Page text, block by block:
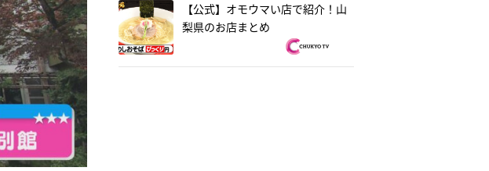
【公式】オモウマい店で紹介！山
梨県のお店まとめ